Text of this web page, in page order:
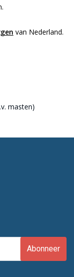
van Nederland.
masten)
Abonneer